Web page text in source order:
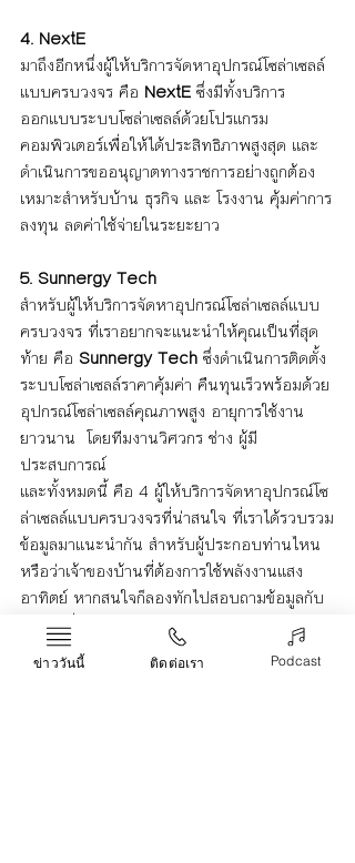
4. NextE
มาถึงอีกหนึ่งผู้ให้บริการจัดหาอุปกรณ์โซล่าเซลล์
แบบครบวงจร คือ NextE ซึ่งมีทั้งบริการ
ออกแบบระบบโซล่าเซลล์ด้วยโปรแกรม
คอมพิวเตอร์เพื่อให้ได้ประสิทธิภาพสูงสุด และ
ดำเนินการขออนุญาตทางราชการอย่างถูกต้อง
เหมาะสำหรับบ้าน ธุรกิจ และ โรงงาน คุ้มค่าการ
ลงทุน ลดค่าใช้จ่ายในระยะยาว
5. Sunnergy Tech
สำหรับผู้ให้บริการจัดหาอุปกรณ์โซล่าเซลล์แบบ
ครบวงจร ที่เราอยากจะแนะนำให้คุณเป็นที่สุด
ท้าย คือ Sunnergy Tech ซึ่งดำเนินการติดตั้ง
ระบบโซล่าเซลล์ราคาคุ้มค่า คืนทุนเร็วพร้อมด้วย
อุปกรณ์โซล่าเซลล์คุณภาพสูง อายุการใช้งาน
ยาวนาน  โดยทีมงานวิศวกร ช่าง ผู้มี
ประสบการณ์
และทั้งหมดนี้ คือ 4 ผู้ให้บริการจัดหาอุปกรณ์โซ
ล่าเซลล์แบบครบวงจรที่น่าสนใจ ที่เราได้รวบรวม
ข้อมูลมาแนะนำกัน สำหรับผู้ประกอบท่านไหน
หรือว่าเจ้าของบ้านที่ต้องการใช้พลังงานแสง
อาทิตย์ หากสนใจก็ลองทักไปสอบถามข้อมูลกับ
องค์กรที่คุณสนใจกันดูได้เลย
บริการจัดหาอุปกรณ์โซล่าเซลล์
ข่าววันนี้ ติดต่อเรา Podcast